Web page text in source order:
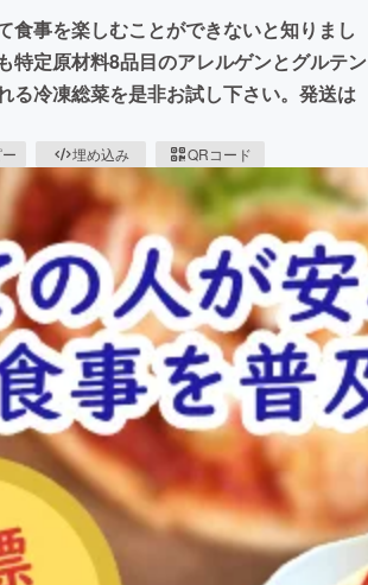
食事を楽しむことができないと知りまし
特定原材料8品目のアレルゲンとグルテン
る冷凍総菜を是非お試し下さい。発送は
埋め込み QRコード